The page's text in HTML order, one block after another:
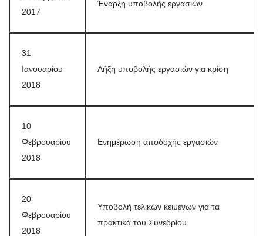
2017
Έναρξη υποβολής εργασιών
31
Ιανουαρίου
2018
Λήξη υποβολής εργασιών για κρίση
10
Φεβρουαρίου
2018
Ενημέρωση αποδοχής εργασιών
20
Φεβρουαρίου
2018
Υποβολή τελικών κειμένων για τα
πρακτικά του Συνεδρίου